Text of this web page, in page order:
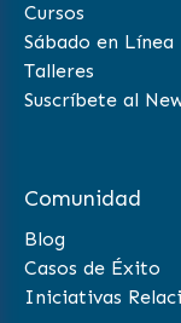
Cursos
Sábado en Línea
Talleres
Suscríbete al
Comunidad
Blog
Casos de Éxito
Iniciativas